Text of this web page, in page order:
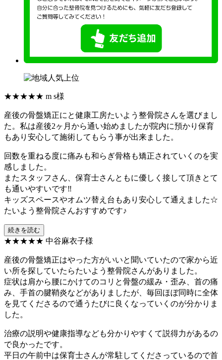
★★★★★ m s様
産後の骨盤矯正にと健康工房たいよう整骨院さんを選びまし
た。私は産後2ヶ月から通い始めましたが院内に預かり保育
もあり安心して施術してもらう事が出来ました。
回数を重ねる度に痛みも和らぎ骨格も矯正されていくのを実
感しました。
またスタッフさん、保育士さんともに優しく接して頂きとて
も通いやすいです‼︎
キッズスペースやオムツ替え台もあり安心して通えました☆
たいよう整骨院さんおすすめです♪
続きを読む
★★★★★ 中谷麻衣子様
産後の骨盤矯正はやった方がいいと聞いていたので家から近
い所を探していたらたいよう整骨院さんがありました。
症状は肩から腰にかけてのコリと骨盤の緩み・歪み、首の痛
み、手首の腱鞘炎などがありましたが、毎回ほぼ同時に全体
を見てくださるので通うたびに良くなっていくのが分かりま
した。
治療の説明や健康指導なども分かりやすくて説得力があるの
で良かったです。
平日の午前中は保育士さんが常駐してくださっているので首